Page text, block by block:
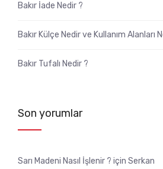
Bakır İade Nedir ?
Bakır Külçe Nedir ve Kullanım Alanları
Bakır Tufalı Nedir ?
Son yorumlar
Sarı Madeni Nasıl İşlenir ? için Serkan